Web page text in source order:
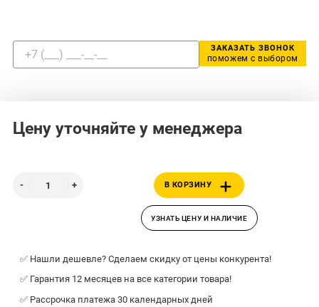
ЗАКАЗАТЬ ЗВОНОК
поможем с выбором
Цену уточняйте у менеджера
В КОРЗИНУ
УЗНАТЬ ЦЕНУ И НАЛИЧИЕ
✅ Нашли дешевле? Сделаем скидку от цены конкурента!
✅ Гарантия 12 месяцев на все категории товара!
✅ Рассрочка платежа 30 календарных дней